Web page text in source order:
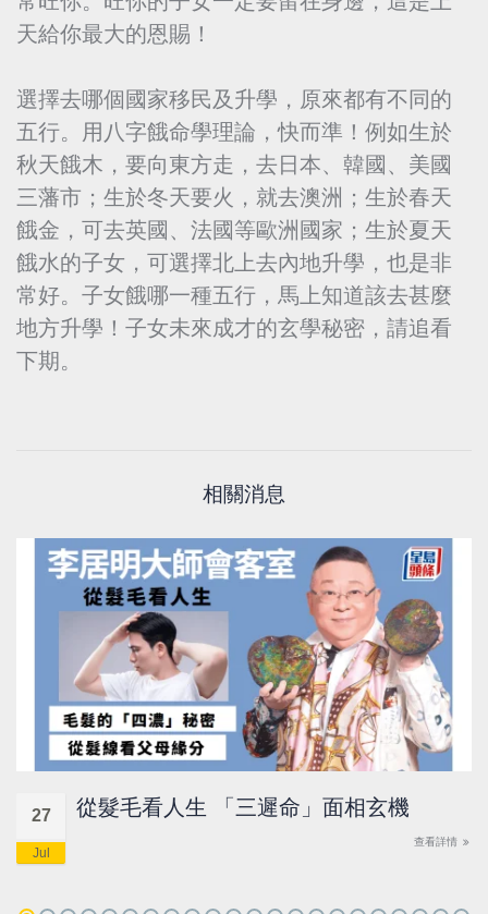
天給你最大的恩賜！
選擇去哪個國家移民及升學，原來都有不同的
五行。用八字餓命學理論，快而準！例如生於
秋天餓木，要向東方走，去日本、韓國、美國
三藩市；生於冬天要火，就去澳洲；生於春天
餓金，可去英國、法國等歐洲國家；生於夏天
餓水的子女，可選擇北上去內地升學，也是非
常好。子女餓哪一種五行，馬上知道該去甚麼
地方升學！子女未來成才的玄學秘密，請追看
下期。
相關消息
27
Jul
從髮毛看人生 「三遲命」面相玄機
查看詳情